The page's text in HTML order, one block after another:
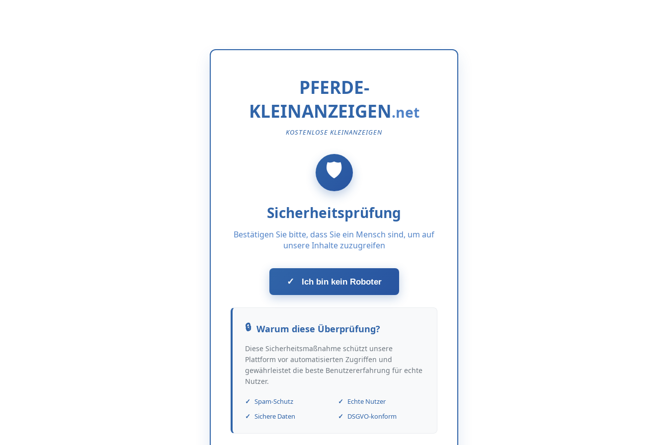
PFERDE-
KLEINANZEIGEN
KOSTENLOSE KLEINANZEIGEN
Sicherheitsprüfung
Bestätigen Sie bitte, dass Sie ein Mensch sind, um auf
unsere Inhalte zuzugreifen
✓ Ich bin kein Roboter
Warum diese Überprüfung?
Diese Sicherheitsmaßnahme schützt unsere
Plattform vor automatisierten Zugriffen und
gewährleistet die beste Benutzererfahrung für echte
Nutzer.
Spam-Schutz
Echte Nutzer
Sichere Daten
DSGVO-konform